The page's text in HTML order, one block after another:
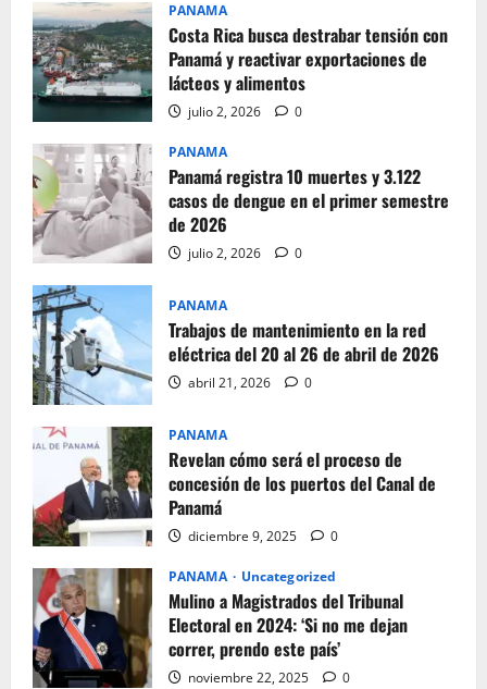
PANAMA
Costa Rica busca destrabar tensión con
Panamá y reactivar exportaciones de
lácteos y alimentos
julio 2, 2026 0
PANAMA
Panamá registra 10 muertes y 3.122
casos de dengue en el primer semestre
de 2026
julio 2, 2026 0
PANAMA
Trabajos de mantenimiento en la red
eléctrica del 20 al 26 de abril de 2026
abril 21, 2026 0
PANAMA
Revelan cómo será el proceso de
concesión de los puertos del Canal de
Panamá
diciembre 9, 2025 0
PANAMA Uncategorized
Mulino a Magistrados del Tribunal
Electoral en 2024: ‘Si no me dejan
correr, prendo este país’
noviembre 22, 2025 0